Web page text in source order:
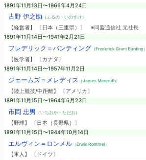
1891年11月13日〜1966年4月24日
古野 伊之助 （ふるの・いのすけ）
【経営者】 〔日本（三重県）〕 ※同盟通信社 元社長
1891年11月14日〜1941年2月21日
フレデリック＝バンティング （Frederick Grant Banting）
【医学者】 〔カナダ〕
1891年11月14日〜1957年11月2日
ジェームズ＝メレディス （James Meredith）
【陸上競技/中距離】 〔アメリカ〕
1891年11月15日〜1964年6月23日
市岡 忠男 （いちおか・ただお）
【野球】 〔日本（長野県）〕
1891年11月15日〜1944年10月14日
エルヴィン＝ロンメル（Erwin Rommel）
【軍人】 〔ドイツ〕